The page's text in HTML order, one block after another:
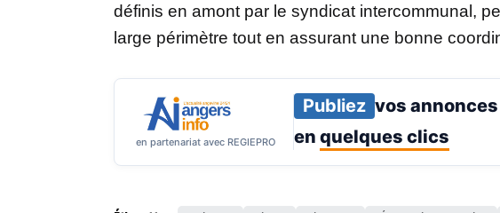
définis en amont par le syndicat intercommunal,
large périmètre tout en assurant une bonne
en partenariat avec REGIEPRO
Publiez vos
en quelques clics